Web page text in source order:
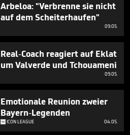
Arbeloa: "Verbrenne sie nicht
auf dem Scheiterhaufen"
09.05.
Real-Coach reagiert auf Eklat
um Valverde und Tchouameni
09.05.
Emotionale Reunion zweier
Bayern-Legenden
ICON LEAGUE 04.05.